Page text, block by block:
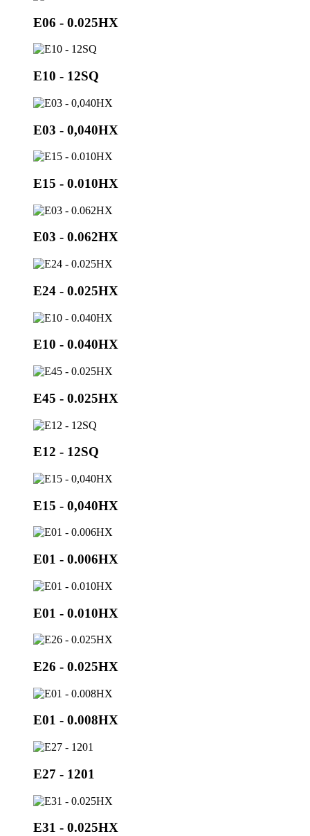
E06 - 0.025HX
E10 - 12SQ
E03 - 0,040HX
E15 - 0.010HX
E03 - 0.062HX
E24 - 0.025HX
E10 - 0.040HX
E45 - 0.025HX
E12 - 12SQ
Е15 - 0,040НХ
E01 - 0.006HX
E01 - 0.010HX
E26 - 0.025HX
E01 - 0.008HX
E27 - 1201
E31 - 0.025HX